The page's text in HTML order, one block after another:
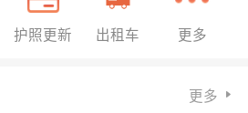
护照更新 出租车 更多
更多